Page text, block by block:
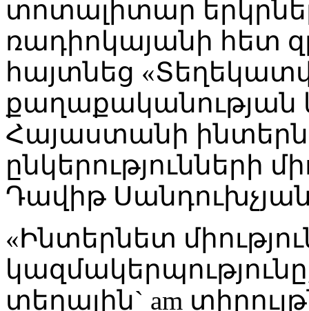
տոտալիտար
ռադիոկայանի հետ
հայտնեց
քաղաքականության
Հայաստանի
ընկերությունների
Դավիթ
«Ինտերնետ
տեղային` am